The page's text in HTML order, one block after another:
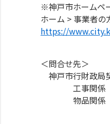
※神戸市ホームペ
ホーム > 事業者の
https://
＜問合せ先＞
神戸市行財政局
工事関係 工
物品関係 物